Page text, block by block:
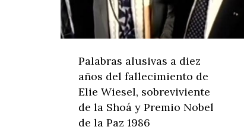
Palabras alusivas a diez
años del fallecimiento de
Elie Wiesel, sobreviviente
de la Shoá y Premio Nobel
de la Paz 1986